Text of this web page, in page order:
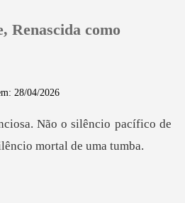
Renascida como
28/04/2026
silêncio pacífico de